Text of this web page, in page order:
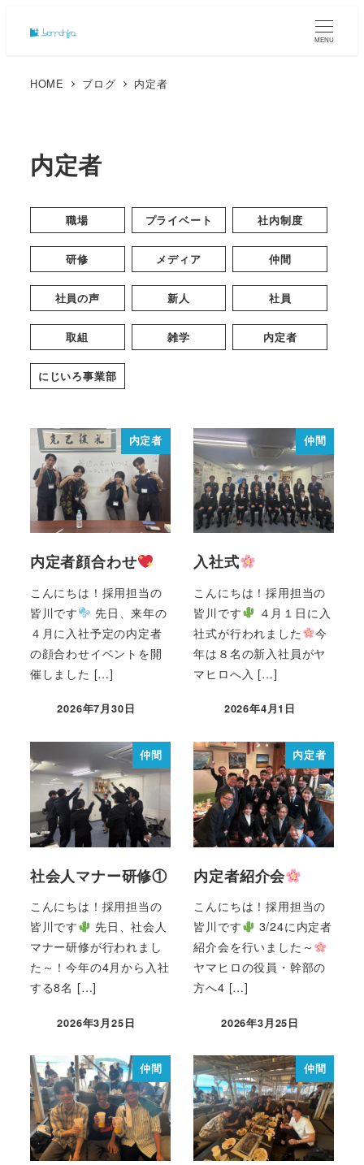
MENU
HOME ブログ 内定者
内定者
職場 プライベート 社内制度
研修 メディア 仲間
社員の声 新人 社員
取組 雑学 内定者
にじいろ事業部
内定者
内定者顔合わせ
こんにちは！採用担当の
皆川です
先日、来年の
４月に入社予定の内定者
の顔合わせイベントを開
催しました […]
2026年7月30日
仲間
入社式
こんにちは！採用担当の
皆川です
４月１日に入
社式が行われました
今
年は８名の新入社員がヤ
マヒロへ入 […]
2026年4月1日
仲間
社会人マナー研修①
こんにちは！採用担当の
皆川です
先日、社会人
マナー研修が行われまし
た～！今年の4月から入社
する8名 […]
2026年3月25日
内定者
内定者紹介会
こんにちは！採用担当の
皆川です
3/24に内定者
紹介会を行いました～
ヤマヒロの役員・幹部の
方へ4 […]
2026年3月25日
仲間 仲間